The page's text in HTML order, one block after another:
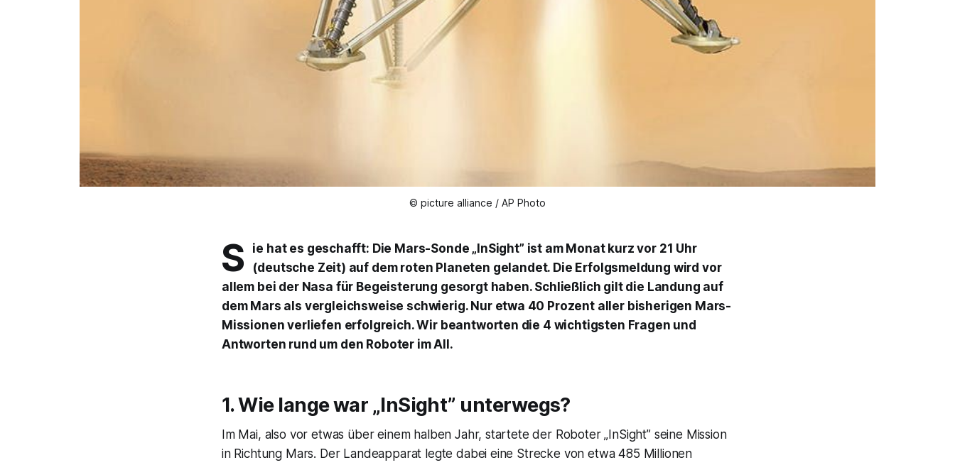
© picture alliance / AP Photo
S
ie hat es geschafft: Die Mars-Sonde „InSight” ist am Monat kurz vor 21 Uhr
(deutsche Zeit) auf dem roten Planeten gelandet. Die Erfolgsmeldung wird vor
allem bei der Nasa für Begeisterung gesorgt haben. Schließlich gilt die Landung auf
dem Mars als vergleichsweise schwierig. Nur etwa 40 Prozent aller bisherigen Mars-
Missionen verliefen erfolgreich. Wir beantworten die 4 wichtigsten Fragen und
Antworten rund um den Roboter im All.
1. Wie lange war „InSight” unterwegs?
Im Mai, also vor etwas über einem halben Jahr, startete der Roboter „InSight” seine Mission
in Richtung Mars. Der Landeapparat legte dabei eine Strecke von etwa 485 Millionen